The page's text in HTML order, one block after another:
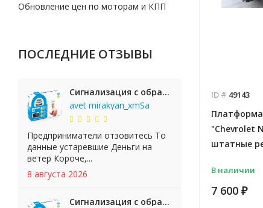
Обновление цен по моторам и КПП
ПОСЛЕДНИЕ ОТЗЫВЫ
Сигнализация с обратной связью StarLine E65 BT 2CAN+LIN
avet mirakyan_xmSa
Предприниматели отзовитесь То
данные устаревшие Деньги на
ветер Короче,...
8 августа 2026
Сигнализация с обратной связью StarLine E65 BT 2CAN+LIN
ID # 49143
Платформа
"Chevrolet
штатные
В наличии
7 600 ₽